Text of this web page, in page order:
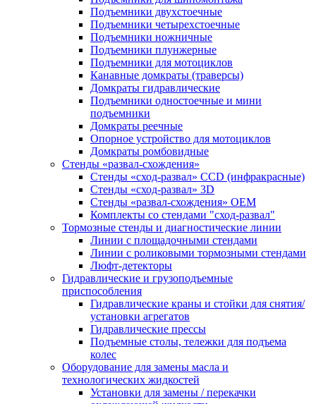
Подъемники двухстоечные
Подъемники четырехстоечные
Подъемники ножничные
Подъемники плунжерные
Подъемники для мотоциклов
Канавные домкраты (траверсы)
Домкраты гидравлические
Подъемники одностоечные и мини
подъемники
Домкраты реечные
Опорное устройство для мотоциклов
Домкраты ромбовидные
Стенды «развал-схождения»
Стенды «сход-развал» CCD (инфракрасные)
Стенды «сход-развал» 3D
Стенды «развал-схождения» ОЕМ
Комплекты со стендами "сход-развал"
Тормозные стенды и диагностические линии
Линии с площадочными стендами
Линии с роликовыми тормозными стендами
Люфт-детекторы
Гидравлические и грузоподъемные
приспособления
Гидравлические краны и стойки для снятия/
установки агрегатов
Гидравлические прессы
Подъемные столы, тележки для подъема
колес
Оборудование для замены масла и
технологических жидкостей
Установки для замены / перекачки